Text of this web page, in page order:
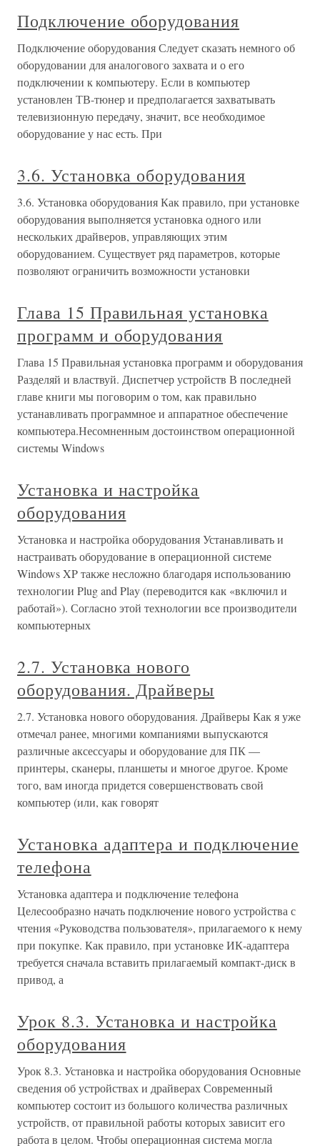
Подключение оборудования
Подключение оборудования Следует сказать немного об
оборудовании для аналогового захвата и о его
подключении к компьютеру. Если в компьютер
установлен ТВ-тюнер и предполагается захватывать
телевизионную передачу, значит, все необходимое
оборудование у нас есть. При
3.6. Установка оборудования
3.6. Установка оборудования Как правило, при установке
оборудования выполняется установка одного или
нескольких драйверов, управляющих этим
оборудованием. Существует ряд параметров, которые
позволяют ограничить возможности установки
Глава 15 Правильная установка
программ и оборудования
Глава 15 Правильная установка программ и оборудования
Разделяй и властвуй. Диспетчер устройств В последней
главе книги мы поговорим о том, как правильно
устанавливать программное и аппаратное обеспечение
компьютера.Несомненным достоинством операционной
системы Windows
Установка и настройка
оборудования
Установка и настройка оборудования Устанавливать и
настраивать оборудование в операционной системе
Windows XP также несложно благодаря использованию
технологии Plug and Play (переводится как «включил и
работай»). Согласно этой технологии все производители
компьютерных
2.7. Установка нового
оборудования. Драйверы
2.7. Установка нового оборудования. Драйверы Как я уже
отмечал ранее, многими компаниями выпускаются
различные аксессуары и оборудование для ПК —
принтеры, сканеры, планшеты и многое другое. Кроме
того, вам иногда придется совершенствовать свой
компьютер (или, как говорят
Установка адаптера и подключение
телефона
Установка адаптера и подключение телефона
Целесообразно начать подключение нового устройства с
чтения «Руководства пользователя», прилагаемого к нему
при покупке. Как правило, при установке ИК-адаптера
требуется сначала вставить прилагаемый компакт-диск в
привод, а
Урок 8.3. Установка и настройка
оборудования
Урок 8.3. Установка и настройка оборудования Основные
сведения об устройствах и драйверах Современный
компьютер состоит из большого количества различных
устройств, от правильной работы которых зависит его
работа в целом. Чтобы операционная система могла